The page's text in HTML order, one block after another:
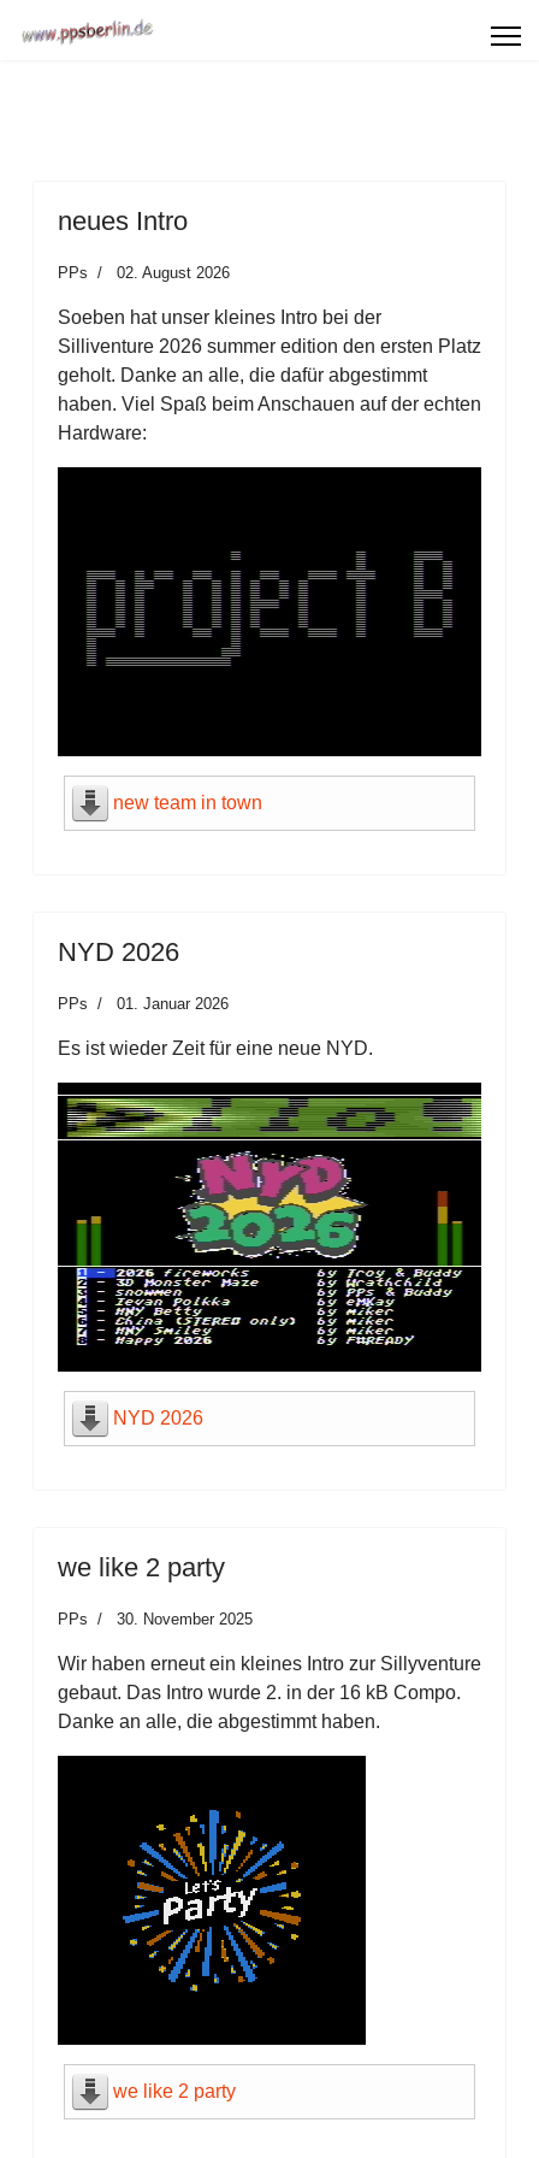
neues Intro
PPs 02. August 2026
Soeben hat unser kleines Intro bei der
Silliventure 2026 summer edition den ersten Platz
geholt. Danke an alle, die dafür abgestimmt
haben. Viel Spaß beim Anschauen auf der echten
Hardware:
new team in town
NYD 2026
PPs 01. Januar 2026
Es ist wieder Zeit für eine neue NYD.
NYD 2026
we like 2 party
PPs 30. November 2025
Wir haben erneut ein kleines Intro zur Sillyventure
gebaut. Das Intro wurde 2. in der 16 kB Compo.
Danke an alle, die abgestimmt haben.
we like 2 party